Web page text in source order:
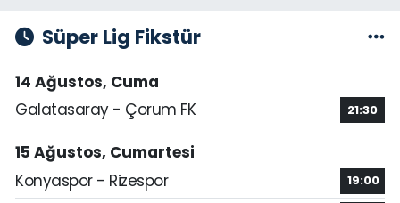
Süper Lig Fikstür
14 Ağustos, Cuma
Galatasaray - Çorum FK
21:30
15 Ağustos, Cumartesi
Konyaspor - Rizespor
19:00